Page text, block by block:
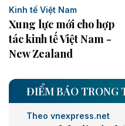
Kinh tế Việt Nam
Xung lực mới cho hợp
tác kinh tế Việt Nam -
New Zealand
ĐIỂM BÁO TRONG
Theo vnexpress.net